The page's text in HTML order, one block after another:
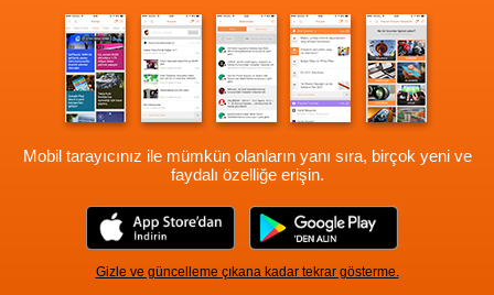
Mobil tarayıcınız ile mümkün olanların yanı sıra, birçok yeni ve
faydalı özelliğe erişin.
Gizle ve güncelleme çıkana kadar tekrar gösterme.